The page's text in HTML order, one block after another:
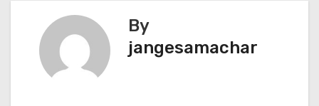
By
jangesamachar